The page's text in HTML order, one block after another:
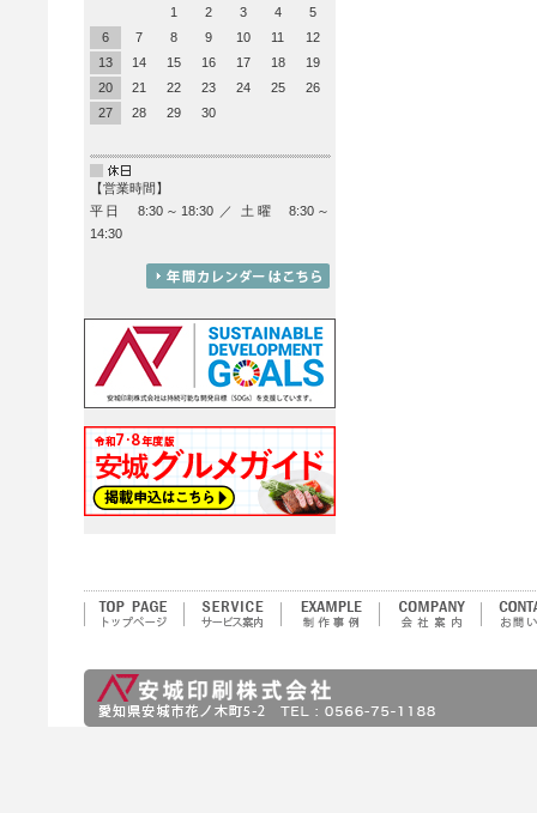
1 2 3 4
5
6
7 8 9 10 11
12
13
14 15 16 17 18
19
20
21 22 23 24 25
26
27
28 29 30
【営業時間】
平日 8:30～18:30 ／ 土曜 8:30～
14:30